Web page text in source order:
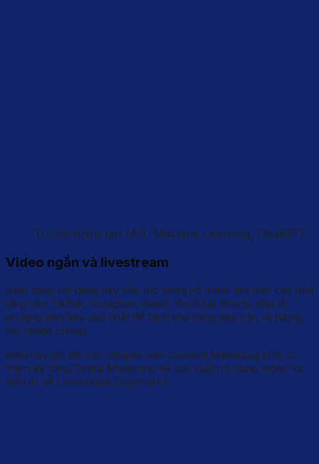
Trí tuệ nhân tạo (AI), Machine Learning, ChatGPT
Video ngắn và livestream
Định dạng nội dung này tiếp tục bùng nổ mạnh mẽ trên các nền
tảng như TikTok, Instagram Reels, YouTube Shorts. Đây là
phương tiện hiệu quả nhất để tăng khả năng tiếp cận và tương
tác nhanh chóng.
Điều này đòi hỏi các chuyên viên Content Marketing phải có
thêm kỹ năng Digital Marketing về sản xuất nội dung video và
hiểu rõ về Livestream Commerce.